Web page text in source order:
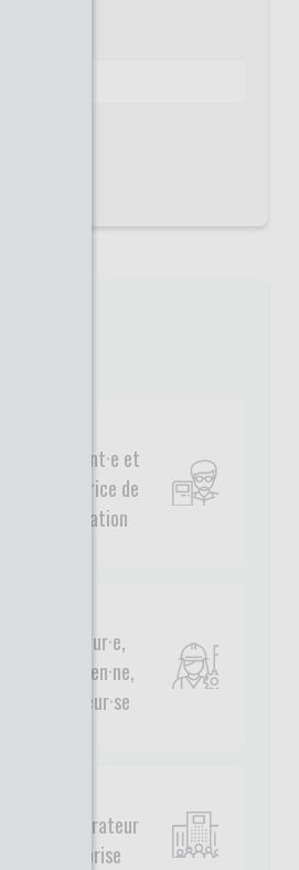
Enseignant·e et
acteur·trice de
l'orientation
Ingénieur·e,
technicien·ne,
chercheur·se
Administrateur
entreprise